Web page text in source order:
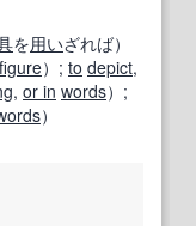
を用いざれば）
）; to depict,
, or in words）;
）